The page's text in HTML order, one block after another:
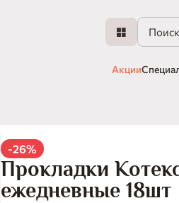
Акции
-26%
Прокладки
ежедневные 18шт